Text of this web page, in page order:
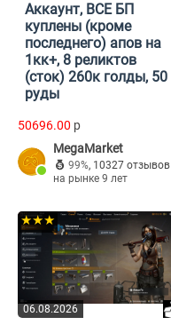
Аккаунт, ВСЕ БП
куплены (кроме
последнего) апов на
1кк+, 8 реликтов
(сток) 260к голды, 50
руды
50696.00 p
MegaMarket
99%, 10327 отзывов
на рынке 9 лет
06.08.2026
★★★